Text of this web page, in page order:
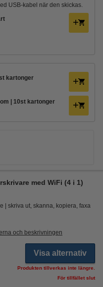
USB-kabel när den skickas.
kartonger
| 10st kartonger
med WiFi (4 i 1)
skriva ut, skanna, kopiera, faxa
och beskrivningen
Visa alternativ
Produkten tillverkas inte längre.
För tillfället slut